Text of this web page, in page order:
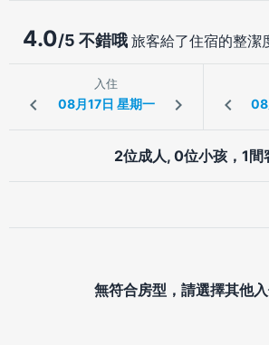
4.0/5 不錯哦 旅客給了住宿的整
入住
2位成人, 0位小孩，1間
無符合房型，請選擇其他入